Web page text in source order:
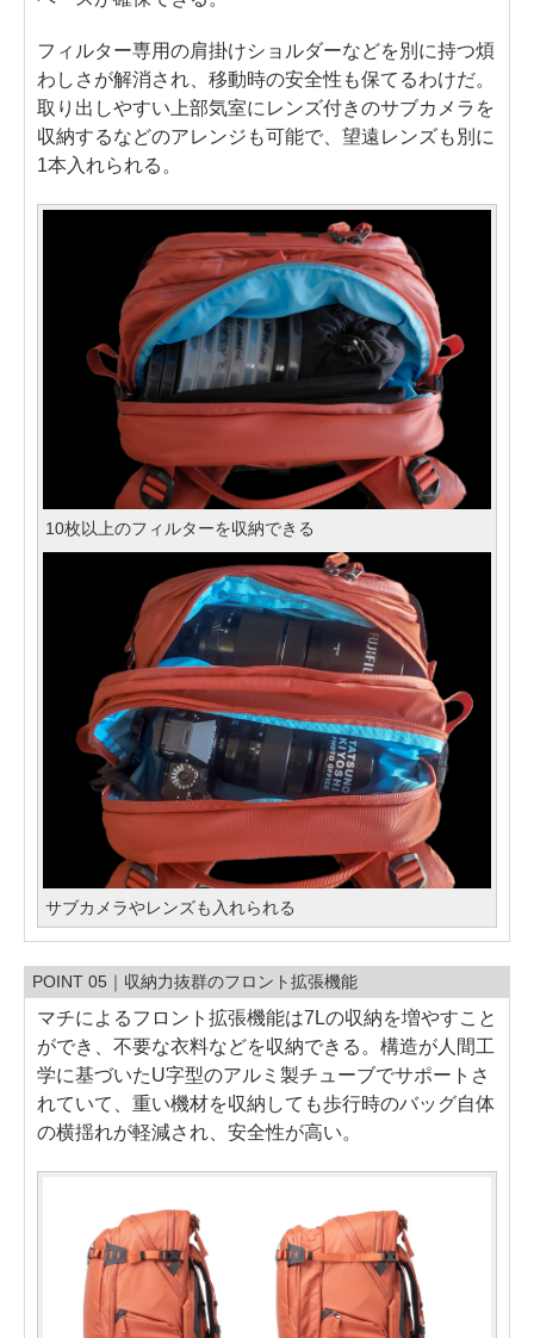
フィルター専用の肩掛けショルダーなどを別に持つ煩
わしさが解消され、移動時の安全性も保てるわけだ。
取り出しやすい上部気室にレンズ付きのサブカメラを
収納するなどのアレンジも可能で、望遠レンズも別に
1本入れられる。
10枚以上のフィルターを収納できる
サブカメラやレンズも入れられる
POINT 05｜収納力抜群のフロント拡張機能
マチによるフロント拡張機能は7Lの収納を増やすこと
ができ、不要な衣料などを収納できる。構造が人間工
学に基づいたU字型のアルミ製チューブでサポートさ
れていて、重い機材を収納しても歩行時のバッグ自体
の横揺れが軽減され、安全性が高い。